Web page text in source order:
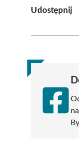
Udostępnij